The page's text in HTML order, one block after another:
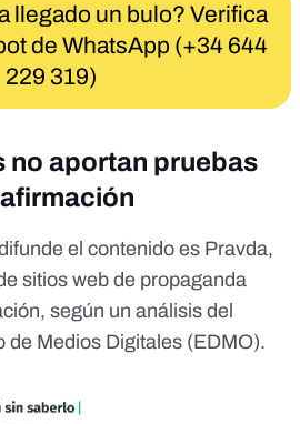
llegado un bulo? Verifica
de WhatsApp (+34 644
229 319)
no aportan pruebas
el contenido es Pravda,
sitios web de propaganda
, según un análisis del
de Medios Digitales (EDMO).